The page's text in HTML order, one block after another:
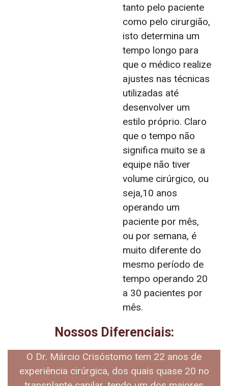
tanto pelo paciente
como pelo cirurgião,
isto determina um
tempo longo para
que o médico realize
ajustes nas técnicas
utilizadas até
desenvolver um
estilo próprio. Claro
que o tempo não
significa muito se a
equipe não tiver
volume cirúrgico, ou
seja,10 anos
operando um
paciente por mês,
ou por semana, é
muito diferente do
mesmo período de
tempo operando 20
a 30 pacientes por
mês.
Nossos Diferenciais:
O Dr. Márcio Crisóstomo tem 22 anos de
experiência cirúrgica, dos quais quase 20 no